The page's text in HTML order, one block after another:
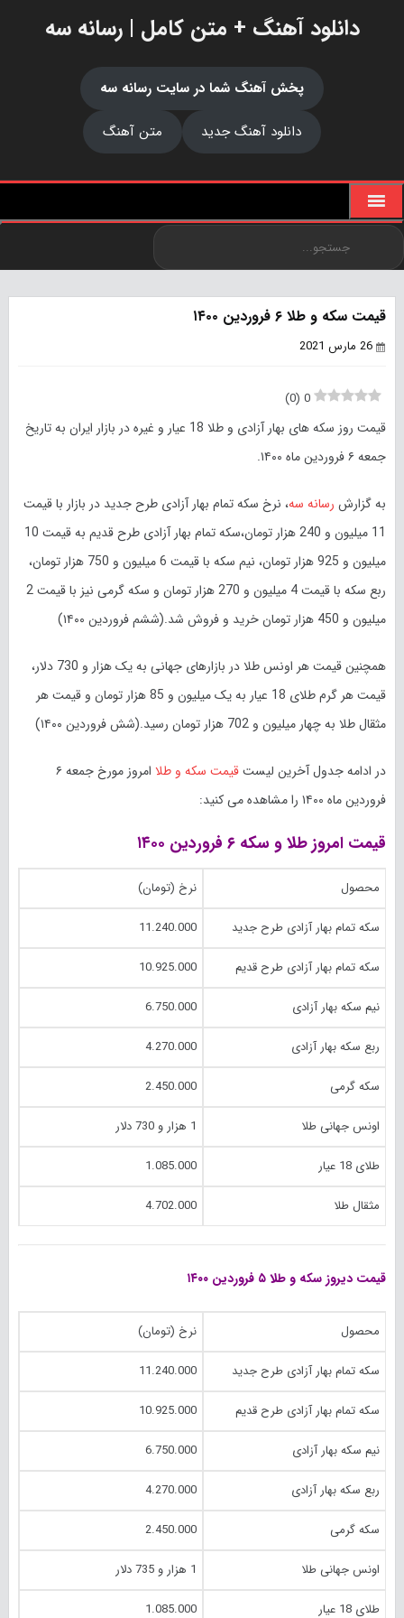
دانلود آهنگ + متن کامل | رسانه سه
پخش آهنگ شما در سایت رسانه سه
دانلود آهنگ جدید
متن آهنگ
قیمت سکه و طلا ۶ فروردین ۱۴۰۰
26 مارس 2021
0
(
0
)
قیمت روز سکه های بهار آزادی و طلا 18 عیار و غیره در بازار ایران به تاریخ
جمعه ۶ فروردین ماه ۱۴۰۰.
به گزارش رسانه سه، نرخ سکه تمام بهار آزادی طرح جدید در بازار با قیمت
11 میلیون و 240 هزار تومان،سکه تمام بهار آزادی طرح قدیم به قیمت 10
میلیون و 925 هزار تومان، نیم سکه با قیمت 6 میلیون و 750 هزار تومان،
ربع سکه با قیمت 4 میلیون و 270 هزار تومان و سکه گرمی نیز با قیمت 2
میلیون و 450 هزار تومان خرید و فروش شد.(ششم فروردین ۱۴۰۰)
همچنین قیمت هر اونس طلا در بازارهای جهانی به یک هزار و 730 دلار،
قیمت هر گرم طلای 18 عیار به یک میلیون و 85 هزار تومان و قیمت هر
مثقال طلا به چهار میلیون و 702 هزار تومان رسید.(شش فروردین ۱۴۰۰)
در ادامه جدول آخرین لیستقیمت سکه و طلا
امروز مورخ جمعه ۶
فروردین ماه ۱۴۰۰ را مشاهده می کنید:
قیمت امروز طلا و سکه ۶ فروردین ۱۴۰۰
محصول نرخ (تومان)
سکه تمام بهار آزادی طرح جدید 11.240.000
سکه تمام بهار آزادی طرح قدیم 10.925.000
نیم سکه بهار آزادی 6.750.000
ربع سکه بهار آزادی 4.270.000
سکه گرمی 2.450.000
اونس جهانی طلا 1 هزار و 730 دلار
طلای 18 عیار 1.085.000
مثقال طلا 4.702.000
قیمت دیروز سکه و طلا ۵ فروردین ۱۴۰۰
محصول نرخ (تومان)
سکه تمام بهار آزادی طرح جدید 11.240.000
سکه تمام بهار آزادی طرح قدیم 10.925.000
نیم سکه بهار آزادی 6.750.000
ربع سکه بهار آزادی 4.270.000
سکه گرمی 2.450.000
اونس جهانی طلا 1 هزار و 735 دلار
طلای 18 عیار 1.085.000